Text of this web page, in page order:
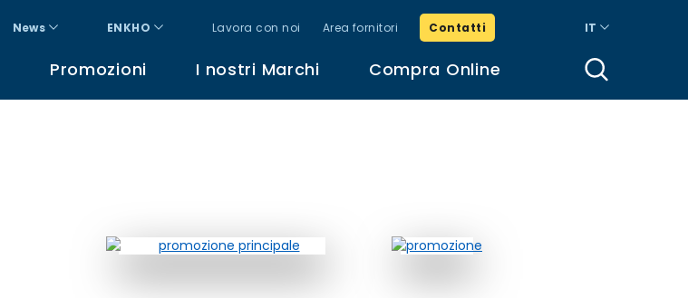
News ENKHO Lavora con noi Area fornitori Contatti IT
Promozioni I nostri Marchi Compra Online